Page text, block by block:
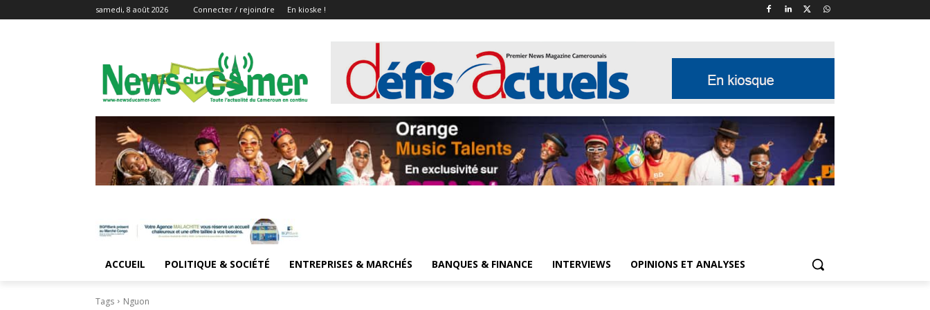
samedi, 8 août 2026 Connecter / rejoindre En kioske !
ACCUEIL POLITIQUE & SOCIÉTÉ ENTREPRISES & MARCHÉS BANQUES & FINANCE INTERVIEWS OPINIONS ET ANALYSES
Tags Nguon